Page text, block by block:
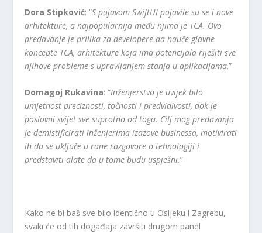
Dora Stipković: “S pojavom SwiftUI pojavile su se i nove
arhitekture, a najpopularnija među njima je TCA. Ovo
predavanje je prilika za developere da nauče glavne
koncepte TCA, arhitekture koja ima potencijala riješiti sve
njihove probleme s upravljanjem stanja u aplikacijama.”
Domagoj Rukavina: “Inženjerstvo je uvijek bilo
umjetnost preciznosti, točnosti i predvidivosti, dok je
poslovni svijet sve suprotno od toga. Cilj mog predavanja
je demistificirati inženjerima izazove businessa, motivirati
ih da se uključe u rane razgovore o tehnologiji i
predstaviti alate da u tome budu uspješni.”
Kako ne bi baš sve bilo identično u Osijeku i Zagrebu,
svaki će od tih događaja završiti drugom panel